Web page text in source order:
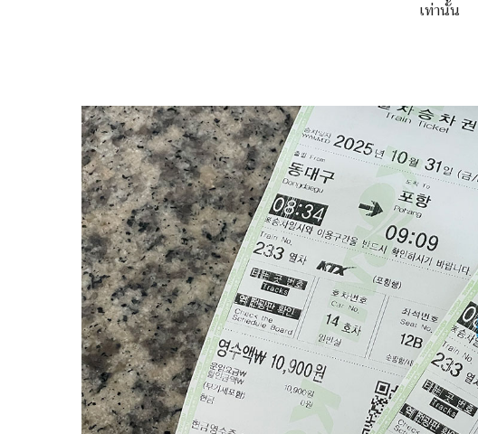
เท่านั้น